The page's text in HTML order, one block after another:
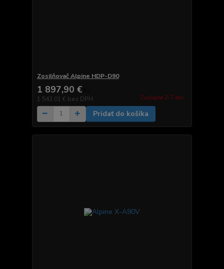
Zosilňovač Alpine HDP-D90
1 897,90 €
1 543,01 € bez DPH Zvyčajne 2-7 dni.
Pridať do košíka